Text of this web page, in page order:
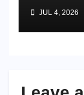
JUL 4, 2026